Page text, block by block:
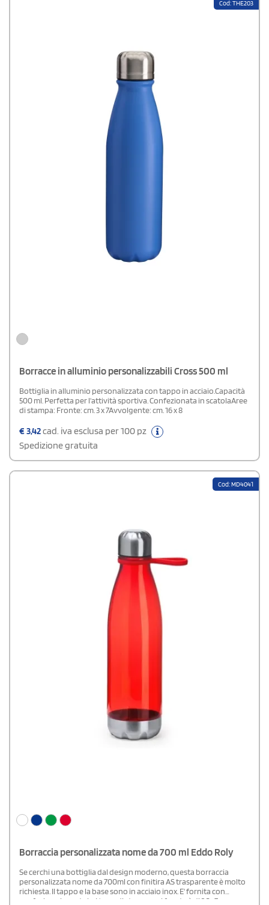
Cod: THE203
Borracce in alluminio personalizzabili Cross 500 ml
Bottiglia in alluminio personalizzata con tappo in acciaio.Capacità
500 ml. Perfetta per l'attività sportiva. Confezionata in scatolaAree
di stampa: Fronte: cm. 3 x 7Avvolgente: cm. 16 x 8
€3,42cad. iva esclusa per 100 pz
Spedizione gratuita
Cod: MD4041
Borraccia personalizzata nome da 700 ml Eddo Roly
Se cerchi una bottiglia dal design moderno, questa borraccia
personalizzata nome da 700ml con finitira AS trasparente è molto
richiesta. Il tappo e la base sono in acciaio inox. E' fornita con
confezione in scatola. L'area di stampa sul fronte è di 2,5x 7 cm;